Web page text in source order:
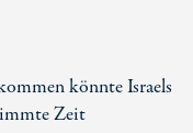
könnte Israels
Zeit